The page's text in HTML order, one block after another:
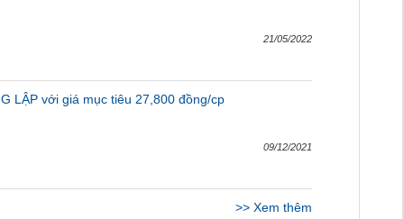
21/05/2022
LẬP với giá mục tiêu 27,800 đồng/cp
09/12/2021
>> Xem thêm